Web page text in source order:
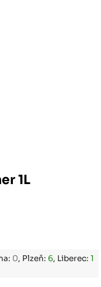
1L
0, Plzeň: 6, Liberec:1